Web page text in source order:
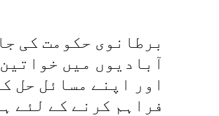
برطانوی حکومت کی
آبادیوں میں
اور اپنے مسائل حل
فراہم کرنے کے لئے